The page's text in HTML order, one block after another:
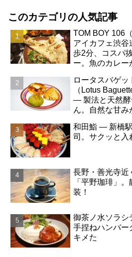
このカテゴリの人気記事
TOM BOY 106
アイカフェ渋
歩2分、コスパ
ー。魚のカレー
ロータスバゲッ
（Lotus
― 製法と天然酵
ん。自然な甘み
和田鮨 ― 新橋
司。サクッと入
長野・善光寺近
「平野珈琲」
装！
御茶ノ水ソラシ
手捏ねハンバー
キメた